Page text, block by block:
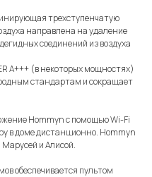
трехступенчатую
направлена на удаление
соединений из воздуха
А+++ (в некоторых мощностях)
стандартам и сокращает
Hommyn с помощью Wi-Fi
в доме дистанционно. Hommyn
и Алисой.
обеспечивается пультом